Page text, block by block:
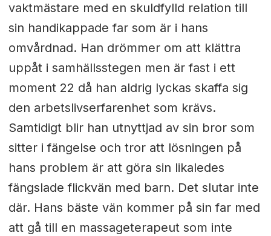
vaktmästare med en skuldfylld relation till
sin handikappade far som är i hans
omvårdnad. Han drömmer om att klättra
uppåt i samhällsstegen men är fast i ett
moment 22 då han aldrig lyckas skaffa sig
den arbetslivserfarenhet som krävs.
Samtidigt blir han utnyttjad av sin bror som
sitter i fängelse och tror att lösningen på
hans problem är att göra sin likaledes
fängslade flickvän med barn. Det slutar inte
där. Hans bäste vän kommer på sin far med
att gå till en massageterapeut som inte